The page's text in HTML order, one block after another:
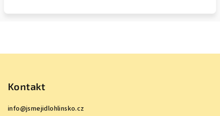
Kontakt
info@jsmejidlohlinsko.cz